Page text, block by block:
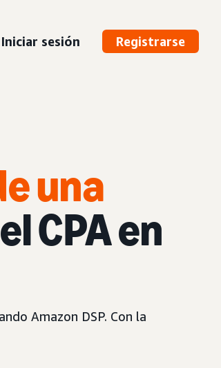
Iniciar sesión Registrarse
una
CPA en
Amazon DSP. Con la